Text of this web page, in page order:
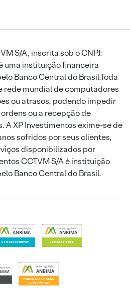
S/A, inscrita sob o CNPJ:
instituição financeira
Banco Central do Brasil.Toda
rede mundial de computadores
ou atrasos, podendo impedir
ou a recepção de
A XP Investimentos exime-se de
sofridos por seus clientes,
disponibilizados por
CCTVM S/A é instituição
Banco Central do Brasil.